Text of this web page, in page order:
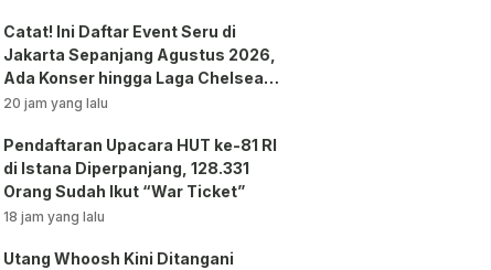
Catat! Ini Daftar Event Seru di
Jakarta Sepanjang Agustus 2026,
Ada Konser hingga Laga Chelsea
vs AC Milan
20 jam yang lalu
Pendaftaran Upacara HUT ke-81 RI
di Istana Diperpanjang, 128.331
Orang Sudah Ikut “War Ticket”
18 jam yang lalu
Utang Whoosh Kini Ditangani